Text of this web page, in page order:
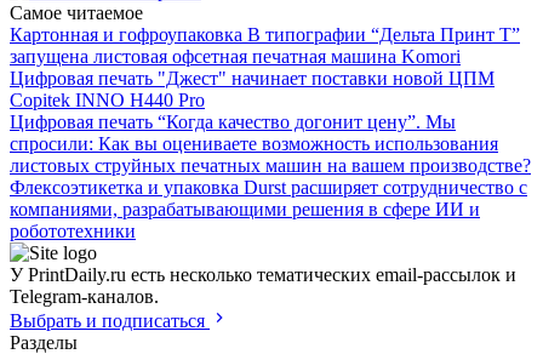
Самое читаемое
Картонная и гофроупаковка В типографии “Дельта Принт Т”
запущена листовая офсетная печатная машина Komori
Цифровая печать "Джест" начинает поставки новой ЦПМ
Copitek INNO H440 Pro
Цифровая печать “Когда качество догонит цену”. Мы
спросили: Как вы оцениваете возможность использования
листовых струйных печатных машин на вашем производстве?
Флексоэтикетка и упаковка Durst расширяет сотрудничество с
компаниями, разрабатывающими решения в сфере ИИ и
робототехники
У PrintDaily.ru есть несколько тематических email-рассылок и
Telegram-каналов.
Выбрать и подписаться
Разделы